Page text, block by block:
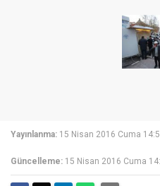
Yayınlanma: 15 Nisan 2016 Cuma
Güncelleme: 15 Nisan 2016 Cuma